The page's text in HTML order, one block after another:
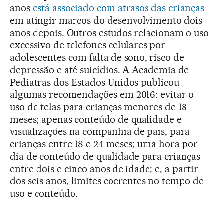
anos está associado com atrasos das crianças
em atingir marcos do desenvolvimento dois
anos depois. Outros estudos relacionam o uso
excessivo de telefones celulares por
adolescentes com falta de sono, risco de
depressão e até suicídios. A Academia de
Pediatras dos Estados Unidos publicou
algumas recomendações em 2016: evitar o
uso de telas para crianças menores de 18
meses; apenas conteúdo de qualidade e
visualizações na companhia de pais, para
crianças entre 18 e 24 meses; uma hora por
dia de conteúdo de qualidade para crianças
entre dois e cinco anos de idade; e, a partir
dos seis anos, limites coerentes no tempo de
uso e conteúdo.